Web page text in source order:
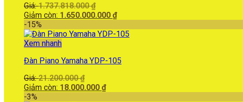
Giá:1.737.818.000₫
gốc
1.737.818.000 ₫.
Giảm còn: 1.650.000.000 ₫Giá
tại
-15%
Xem nhanh
Đàn Piano Yamaha YDP-105
Giá:21.200.000₫
gốc
Giảm còn: 18.000.000 ₫Giá
-3%